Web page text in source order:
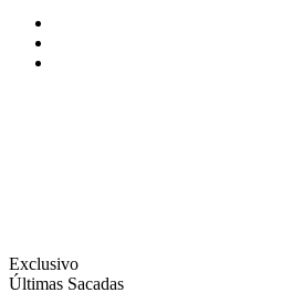
Exclusivo
Últimas Sacadas